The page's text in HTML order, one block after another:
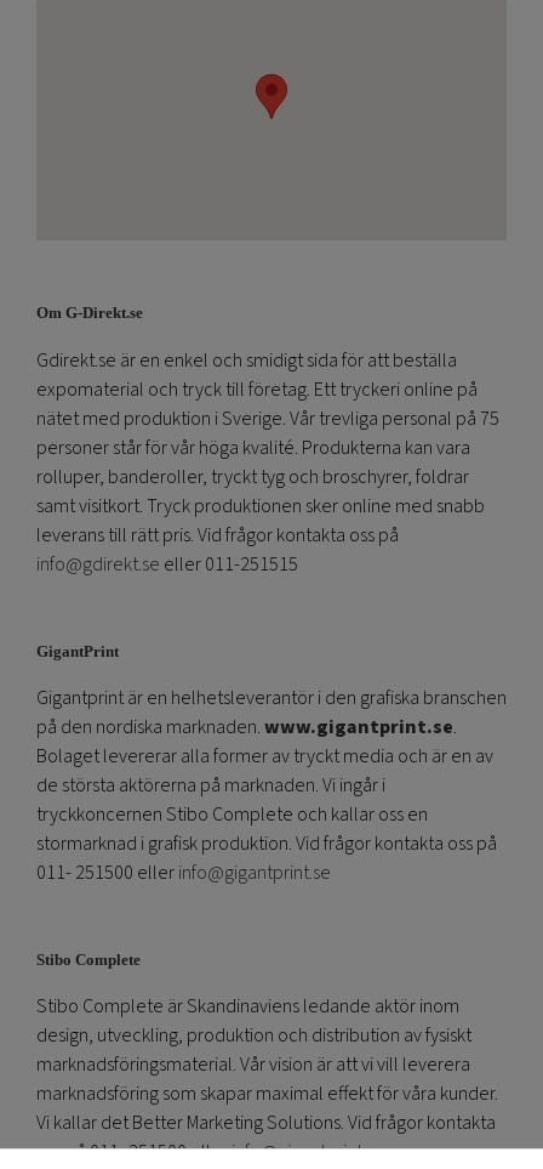
Om G-Direkt.se
Gdirekt.se är en enkel och smidigt sida för att beställa
expomaterial och tryck till företag. Ett tryckeri online på
nätet med produktion i Sverige. Vår trevliga personal på 75
personer står för vår höga kvalité. Produkterna kan vara
rolluper, banderoller, tryckt tyg och broschyrer, foldrar
samt visitkort. Tryck produktionen sker online med snabb
leverans till rätt pris. Vid frågor kontakta oss på
info@gdirekt.se eller 011-251515
GigantPrint
Gigantprint är en helhetsleverantör i den grafiska branschen
på den nordiska marknaden.www.gigantprint.se.
Bolaget levererar alla former av tryckt media och är en av
de största aktörerna på marknaden. Vi ingår i
tryckkoncernen Stibo Complete och kallar oss en
stormarknad i grafisk produktion. Vid frågor kontakta oss på
011- 251500 ellerinfo@gigantprint.se
Stibo Complete
Stibo Complete är Skandinaviens ledande aktör inom
design, utveckling, produktion och distribution av fysiskt
marknadsföringsmaterial. Vår vision är att vi vill leverera
marknadsföring som skapar maximal effekt för våra kunder.
Vi kallar det Better Marketing Solutions. Vid frågor kontakta
oss på 011- 251500 ellerinfo@gigantprint.se